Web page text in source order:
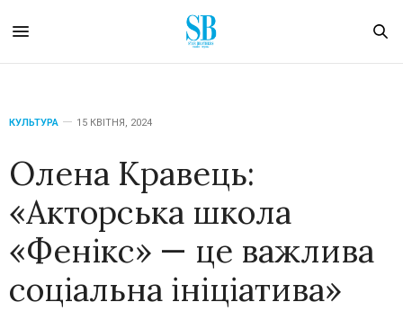
КУЛЬТУРА 15 КВІТНЯ, 2024
Олена Кравець:
«Акторська школа
«Фенікс» — це важлива
соціальна ініціатива»